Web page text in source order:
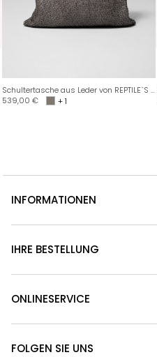
Schultertasche aus Leder von REPTILE`S HOUSE
539,00 € + 1
INFORMATIONEN
IHRE BESTELLUNG
ONLINESERVICE
FOLGEN SIE UNS